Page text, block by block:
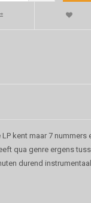
LP kent maar 7
qua genre ergens
durend